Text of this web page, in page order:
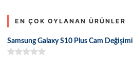
EN ÇOK OYLANAN ÜRÜNLER
Samsung Galaxy S10 Plus Cam Değişimi